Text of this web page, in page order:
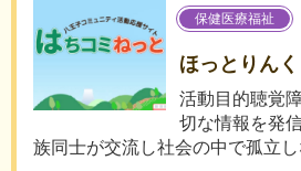
保健医療福祉
ほっとりんく
活動目的聴覚
切な情報を発
族同士が交流し社会の中で孤立